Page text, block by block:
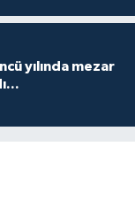
yılında mezar